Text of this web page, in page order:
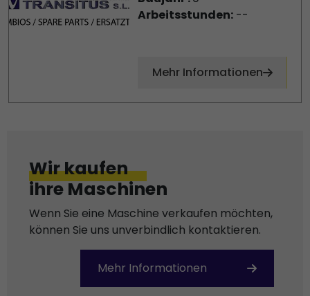
Arbeitsstunden:--
Mehr Informationen
Wir kaufen
ihre Maschinen
Wenn Sie eine Maschine verkaufen möchten,
können Sie uns unverbindlich kontaktieren.
Mehr Informationen